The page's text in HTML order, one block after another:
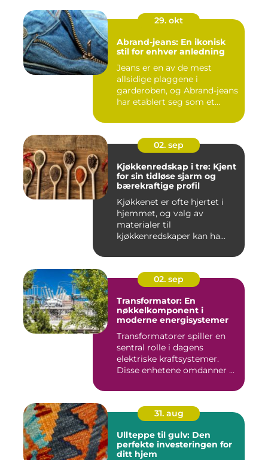
29. okt
Abrand-jeans: En ikonisk
stil for enhver anledning
Jeans er en av de mest
allsidige plaggene i
garderoben, og Abrand-jeans
har etablert seg som et
02. sep
Kjøkkenredskap i tre: Kjent
for sin tidløse sjarm og
bærekraftige profil
Kjøkkenet er ofte hjertet i
hjemmet, og valg av
materialer til
kjøkkenredskaper kan ha...
02. sep
Transformator: En
nøkkelkomponent i
moderne energisystemer
Transformatorer spiller en
sentral rolle i dagens
elektriske kraftsystemer.
Disse enhetene omdanner ...
31. aug
Ullteppe til gulv: Den
perfekte investeringen for
ditt hjem